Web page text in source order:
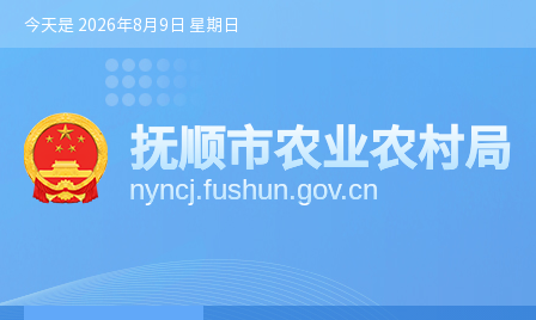
今天是 2026年8月9日 星期日
抚顺市农业农村局
nyncj.fushun.gov.cn